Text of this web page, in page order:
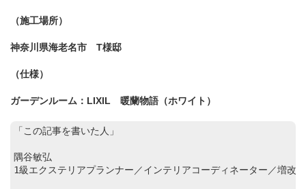
（施工場所）
神奈川県海老名市 T様邸
（仕様）
ガーデンルーム：LIXIL 暖蘭物語（ホワイト）
「この記事を書いた人」
隅谷敏弘
1級エクステリアプランナー／インテリアコーディネーター／増改